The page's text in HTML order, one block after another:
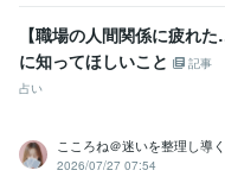
【職場の人間関係に疲れ
に知ってほしいこと
記事
占い
こころね＠迷いを整理し導
2026/07/27 07:54